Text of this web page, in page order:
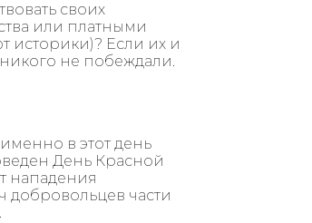
своих
или платными
историки)? Если их и
не побеждали.
в этот день
День Красной
нападения
добровольцев части